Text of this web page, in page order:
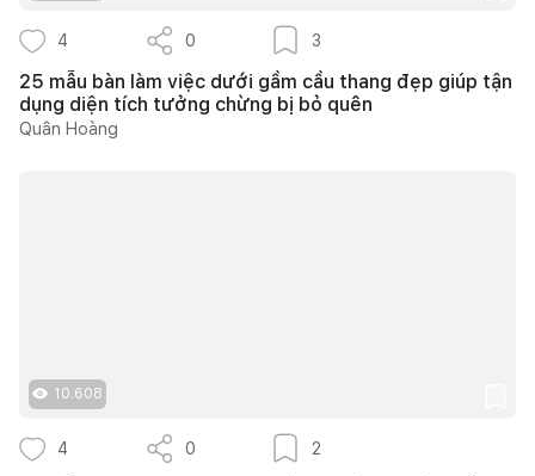
4 0 3
25 mẫu bàn làm việc dưới gầm cầu thang đẹp giúp tận
dụng diện tích tưởng chừng bị bỏ quên
Quân Hoàng
10.608
4 0 2